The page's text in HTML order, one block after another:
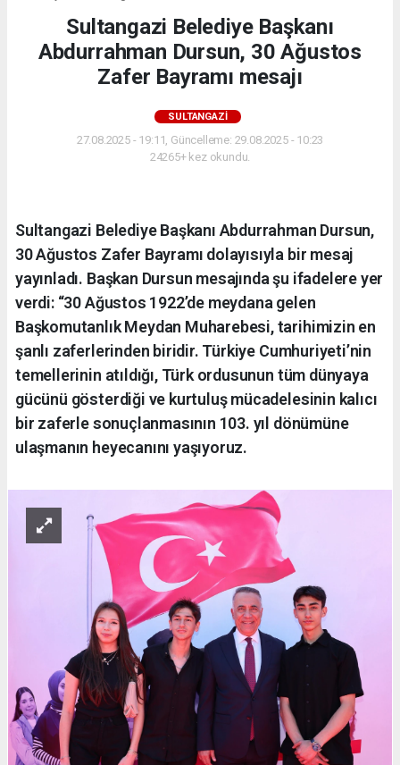
Sultangazi Belediye Başkanı
Abdurrahman Dursun, 30 Ağustos
Zafer Bayramı mesajı
SULTANGAZI
27.08.2025 - 19:11, Güncelleme: 29.08.2025 - 10:23
24265+ kez okundu.
Sultangazi Belediye Başkanı Abdurrahman Dursun,
30 Ağustos Zafer Bayramı dolayısıyla bir mesaj
yayınladı. Başkan Dursun mesajında şu ifadelere yer
verdi: “30 Ağustos 1922’de meydana gelen
Başkomutanlık Meydan Muharebesi, tarihimizin en
şanlı zaferlerinden biridir. Türkiye Cumhuriyeti’nin
temellerinin atıldığı, Türk ordusunun tüm dünyaya
gücünü gösterdiği ve kurtuluş mücadelesinin kalıcı
bir zaferle sonuçlanmasının 103. yıl dönümüne
ulaşmanın heyecanını yaşıyoruz.